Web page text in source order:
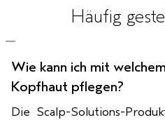
Häufig
Wie kann ich mit
Kopfhaut pflegen?
Die Scalp-Solutions-